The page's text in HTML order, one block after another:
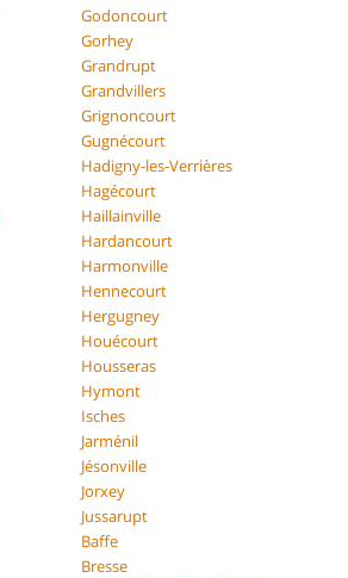
Godoncourt
Gorhey
Grandrupt
Grandvillers
Grignoncourt
Gugnécourt
Hadigny-les-Verrières
Hagécourt
Haillainville
Hardancourt
Harmonville
Hennecourt
Hergugney
Houécourt
Housseras
Hymont
Isches
Jarménil
Jésonville
Jorxey
Jussarupt
Baffe
Bresse